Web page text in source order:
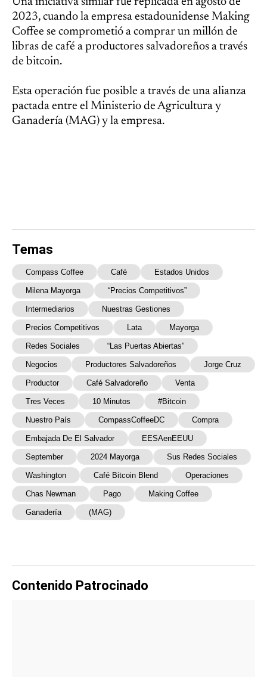
2023, cuando la empresa estadounidense Making
Coffee se comprometió a comprar un millón de
libras de café a productores salvadoreños a través
de bitcoin.
Esta operación fue posible a través de una alianza
pactada entre el Ministerio de Agricultura y
Ganadería (MAG) y la empresa.
Temas
Compass Coffee Café Estados Unidos
Milena Mayorga “precios Competitivos”
Intermediarios Nuestras Gestiones
Precios Competitivos Lata Mayorga
Redes Sociales “las Puertas Abiertas”
Negocios Productores Salvadoreños Jorge Cruz
Productor Café Salvadoreño Venta
Tres Veces 10 Minutos #Bitcoin
Nuestro País CompassCoffeeDC Compra
Embajada De El Salvador EESAenEEUU
September 2024 Mayorga Sus Redes Sociales
Washington Café Bitcoin Blend Operaciones
Chas Newman Pago Making Coffee
Ganadería (MAG)
Contenido Patrocinado